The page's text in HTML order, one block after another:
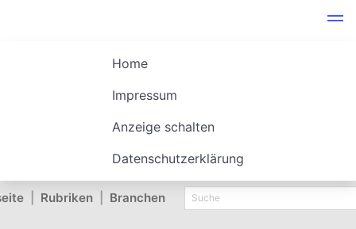
Home
Impressum
Anzeige schalten
Datenschutzerklärung
Rubriken Branchen